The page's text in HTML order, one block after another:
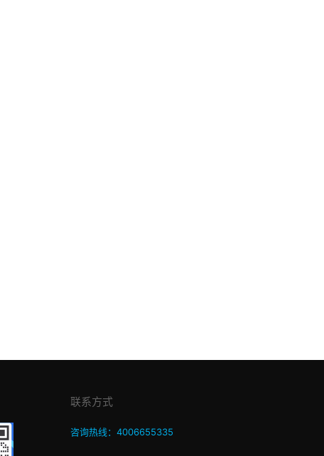
联系方式
咨询热线：4006655335